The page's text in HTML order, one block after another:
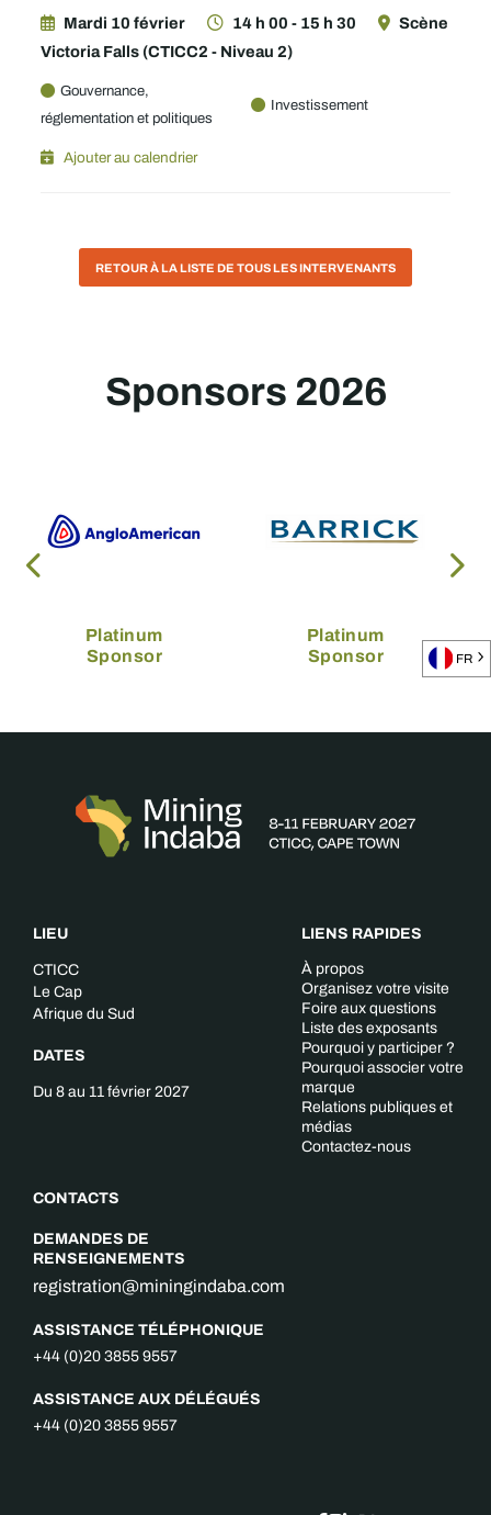
Mardi 10 février 14 h 00 - 15 h 30
Scène
Victoria Falls (CTICC2 - Niveau 2)
Gouvernance,
réglementation et politiques
Investissement
Ajouter au calendrier
RETOUR À LA LISTE DE TOUS LES INTERVENANTS
Sponsors 2026
Platinum
Sponsor
Platinum
Sponsor
LIEU
CTICC
Le Cap
Afrique du Sud
DATES
Du 8 au 11 février 2027
CONTACTS
DEMANDES DE
RENSEIGNEMENTS
registration@miningindaba.com
ASSISTANCE TÉLÉPHONIQUE
+44 (0)20 3855 9557
ASSISTANCE AUX DÉLÉGUÉS
+44 (0)20 3855 9557
LIENS RAPIDES
À propos
Organisez votre visite
Foire aux questions
Liste des exposants
Pourquoi y participer ?
Pourquoi associer votre
marque
Relations publiques et
médias
Contactez-nous
FR